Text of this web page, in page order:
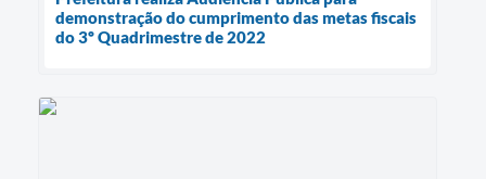
demonstração do cumprimento das metas fiscais
do 3º Quadrimestre de 2022